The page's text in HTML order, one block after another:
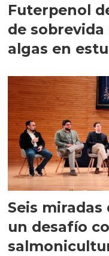
Futerpenol
de
algas en
Seis
un desafío